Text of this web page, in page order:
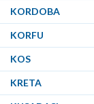
KORDOBA
KORFU
KOS
KRETA